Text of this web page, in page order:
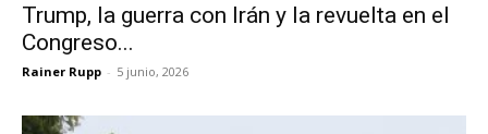
Trump, la guerra con Irán y la revuelta en el
Congreso...
Rainer Rupp - 5 junio, 2026